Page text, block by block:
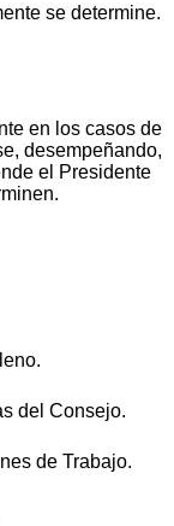
se determine.
en los casos de
desempeñando,
el Presidente
del Consejo.
de Trabajo.